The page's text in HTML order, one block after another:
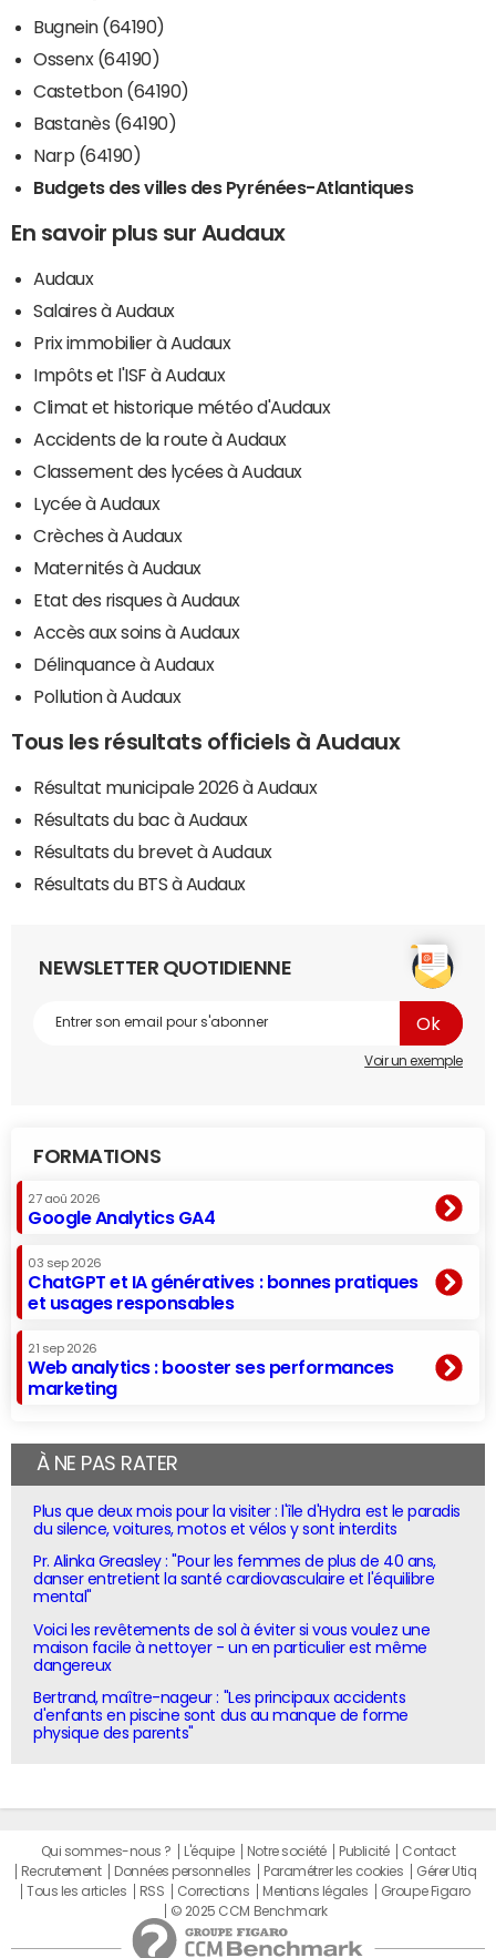
Bugnein (64190)
Ossenx (64190)
Castetbon (64190)
Bastanès (64190)
Narp (64190)
Budgets des villes des Pyrénées-Atlantiques
En savoir plus sur Audaux
Audaux
Salaires à Audaux
Prix immobilier à Audaux
Impôts et l'ISF à Audaux
Climat et historique météo d'Audaux
Accidents de la route à Audaux
Classement des lycées à Audaux
Lycée à Audaux
Crèches à Audaux
Maternités à Audaux
Etat des risques à Audaux
Accès aux soins à Audaux
Délinquance à Audaux
Pollution à Audaux
Tous les résultats officiels à Audaux
Résultat municipale 2026 à Audaux
Résultats du bac à Audaux
Résultats du brevet à Audaux
Résultats du BTS à Audaux
NEWSLETTER QUOTIDIENNE
Voir un exemple
FORMATIONS
27 aoû 2026
Google Analytics GA4
03 sep 2026
ChatGPT et IA génératives : bonnes pratiques
et usages responsables
21 sep 2026
Web analytics : booster ses performances
marketing
À NE PAS RATER
Plus que deux mois pour la visiter : l'île d'Hydra est le paradis
du silence, voitures, motos et vélos y sont interdits
Pr. Alinka Greasley : "Pour les femmes de plus de 40 ans,
danser entretient la santé cardiovasculaire et l'équilibre
mental"
Voici les revêtements de sol à éviter si vous voulez une
maison facile à nettoyer - un en particulier est même
dangereux
Bertrand, maître-nageur : "Les principaux accidents
d'enfants en piscine sont dus au manque de forme
physique des parents"
Qui sommes-nous ? L'équipe Notre société Publicité
Contact
Recrutement
Données personnelles Paramétrer les cookies
Gérer Utiq
Tous les articles
RSS Corrections Mentions légales
Groupe Figaro
© 2025 CCM Benchmark